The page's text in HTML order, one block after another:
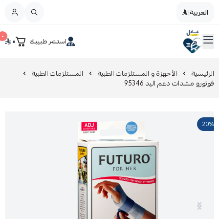
العربية|
صيدليات عادل استشر طبيبك ٠ ٠ القائمة الرئيسية
تخفيضات
عروض التوفير
مزيل طلاء الأظافر
العناية بالطفل و الأم
العناية اليومية
الرئيسية الأجهزة و المستلزمات الطبية المستلزمات الطبية
فوتورو مشدات دعم اليد 95346
20%